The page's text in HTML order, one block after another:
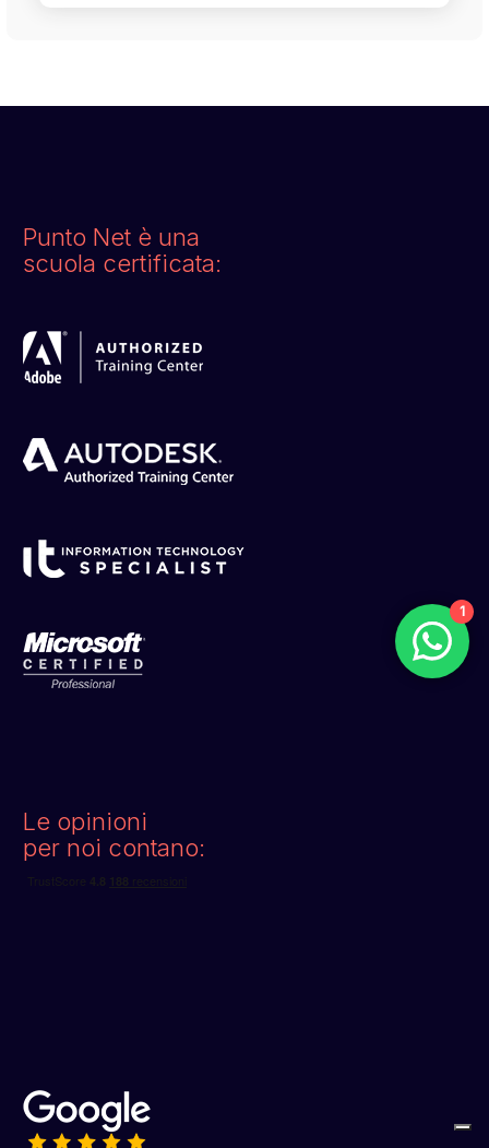
Punto Net è una
scuola certificata:
Le opinioni
per noi contano:
1